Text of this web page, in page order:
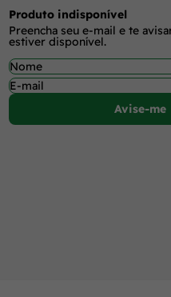
Produto indisponível
Preencha seu e-mail e te
estiver disponível.
Avise-me